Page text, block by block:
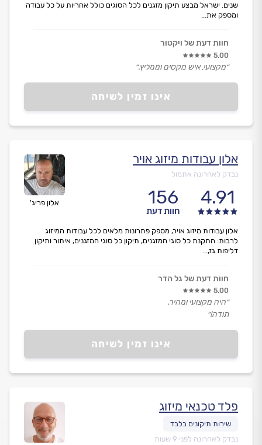
אינו זמין לשיחה
שנים. ישראל מבצע תיקון מזגנים לכל הסוגים כולל אחריות על כל עבודה
ומספק את...
חוות דעת של ויקטור
5.00
״מקצועי, איש מקסים וממליץ.״
אלון פריג'
אלון עבודות מיזוג אויר
נבדק לאחרונה אתמול
4.91
156
חוות דעת
אינו זמין לשיחה
אלון עבודות מיזוג אויר, מספק פתרונות מלאים לכל עבודות המיזוג
לרבות: התקנת כל סוגי המזגנים, תיקון כל סוגי המזגנים, איתור ותיקון
דליפות גז,...
חוות דעת של גל הדר
5.00
״היה מקצועי ומהיר.
תודה!״
פלד טכנאי מיזוג
נבדק לאחרונה לפני 9 שעות